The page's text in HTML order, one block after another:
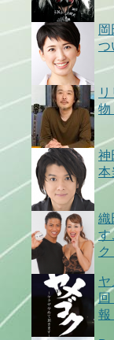
つ
物
神
本
織
す
ク
ヤ
回
報